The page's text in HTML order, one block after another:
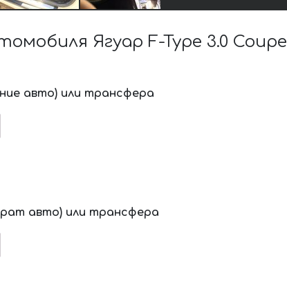
Ягуар F-Type 3.0 Coupe
авто) или трансфера
авто) или трансфера